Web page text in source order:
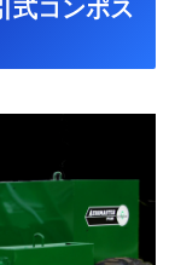
式コンポス